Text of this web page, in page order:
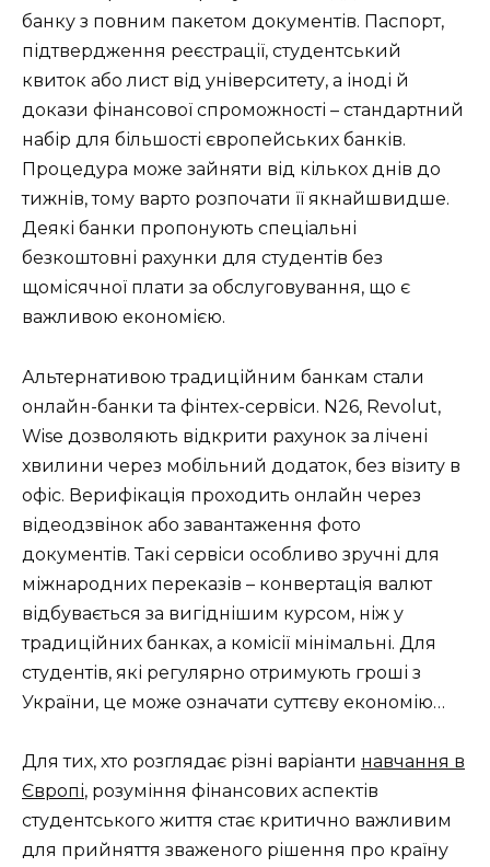
банку з повним пакетом документів. Паспорт,
підтвердження реєстрації, студентський
квиток або лист від університету, а іноді й
докази фінансової спроможності – стандартний
набір для більшості європейських банків.
Процедура може зайняти від кількох днів до
тижнів, тому варто розпочати її якнайшвидше.
Деякі банки пропонують спеціальні
безкоштовні рахунки для студентів без
щомісячної плати за обслуговування, що є
важливою економією.
Альтернативою традиційним банкам стали
онлайн-банки та фінтех-сервіси. N26, Revolut,
Wise дозволяють відкрити рахунок за лічені
хвилини через мобільний додаток, без візиту в
офіс. Верифікація проходить онлайн через
відеодзвінок або завантаження фото
документів. Такі сервіси особливо зручні для
міжнародних переказів – конвертація валют
відбувається за вигіднішим курсом, ніж у
традиційних банках, а комісії мінімальні. Для
студентів, які регулярно отримують гроші з
України, це може означати суттєву економію…
Для тих, хто розглядає різні варіанти навчання в
Європі, розуміння фінансових аспектів
студентського життя стає критично важливим
для прийняття зваженого рішення про країну